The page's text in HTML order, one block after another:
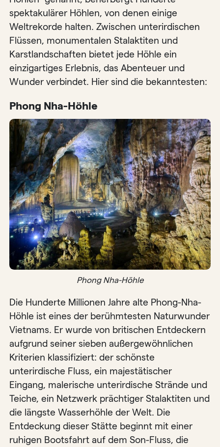
spektakulärer Höhlen, von denen einige
Weltrekorde halten. Zwischen unterirdischen
Flüssen, monumentalen Stalaktiten und
Karstlandschaften bietet jede Höhle ein
einzigartiges Erlebnis, das Abenteuer und
Wunder verbindet. Hier sind die bekanntesten:
Phong Nha-Höhle
Phong Nha-Höhle
Die Hunderte Millionen Jahre alte Phong-Nha-
Höhle ist eines der berühmtesten Naturwunder
Vietnams. Er wurde von britischen Entdeckern
aufgrund seiner sieben außergewöhnlichen
Kriterien klassifiziert: der schönste
unterirdische Fluss, ein majestätischer
Eingang, malerische unterirdische Strände und
Teiche, ein Netzwerk prächtiger Stalaktiten und
die längste Wasserhöhle der Welt. Die
Entdeckung dieser Stätte beginnt mit einer
ruhigen Bootsfahrt auf dem Son-Fluss, die